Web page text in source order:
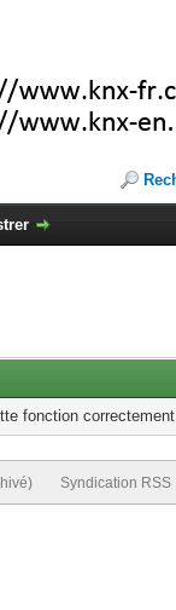
fonction
Syndication RSS